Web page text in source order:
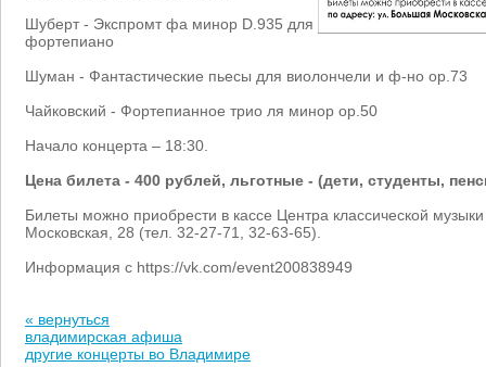
Шуберт - Экспромт фа минор D.935 для
фортепиано
Шуман - Фантастические пьесы для виолончели и ф-но ор.73
Чайковский - Фортепианное трио ля минор ор.50
Начало концерта – 18:30.
Цена билета - 400 рублей, льготные - (дети, студенты,
Билеты можно приобрести в кассе Центра классической
Московская, 28 (тел. 32-27-71, 32-63-65).
Информация с https://vk.com/event200838949
« вернуться
владимирская афиша
другие концерты во Владимире